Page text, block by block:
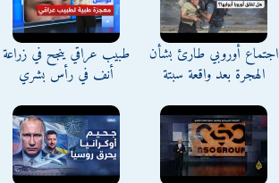
اجتماع أوروبي طارئ بشأن
الهجرة بعد واقعة سبتة
طبيب عراقي ينجح في زراعة
أنف في رأس بشري